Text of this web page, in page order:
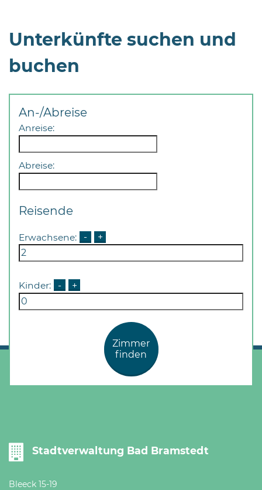
Unterkünfte suchen und
buchen
An-/Abreise
Anreise:
Abreise:
Reisende
Erwachsene: - +
Kinder: - +
Zimmer
finden
Stadtverwaltung Bad Bramstedt
Bleeck 15-19